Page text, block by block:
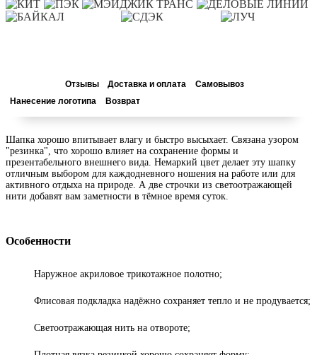
Отзывы Доставка и оплата
Самовывоз
Нанесение логотипа
Возврат
Шапка хорошо впитывает влагу и быстро высыхает. Связана узором
"резинка", что хорошо влияет на сохранение формы и
презентабельного внешнего вида. Немаркий цвет делает эту шапку
отличным выбором для каждодневного ношения на работе или для
активного отдыха на природе. А две строчки из светоотражающей
нити добавят вам заметности в тёмное время суток.
Особенности
Наружное акриловое трикотажное полотно;
Флисовая подкладка надёжно сохраняет тепло и не продувается;
Светоотражающая нить на отвороте;